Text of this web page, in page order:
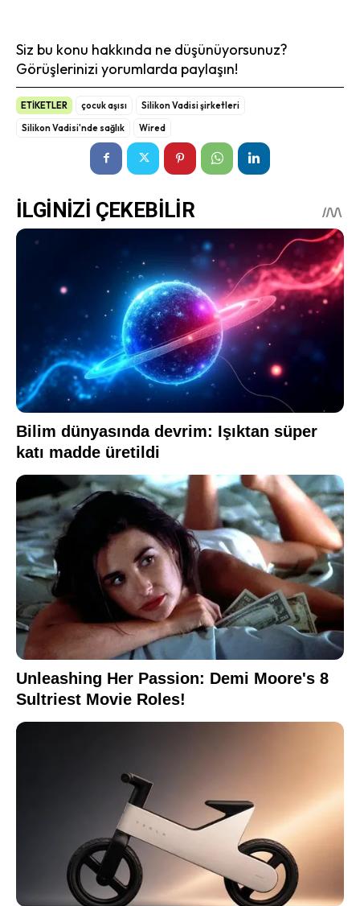
Siz bu konu hakkında ne düşünüyorsunuz?
Görüşlerinizi yorumlarda paylaşın!
ETİKETLER çocuk aşısı
Silikon Vadisi şirketleri
Silikon Vadisi'nde sağlık
Wired